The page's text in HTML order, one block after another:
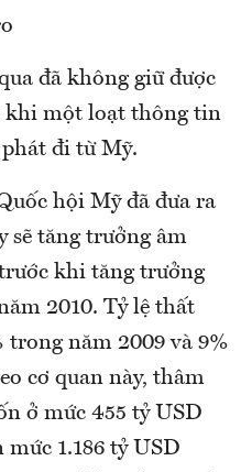
đã không giữ được
khi một loạt thông tin
đi từ Mỹ.
hội Mỹ đã đưa ra
sẽ tăng trưởng âm
khi tăng trưởng
2010. Tỷ lệ thất
trong năm 2009 và 9%
cơ quan này, thâm
ở mức 455 tỷ USD
1.186 tỷ USD